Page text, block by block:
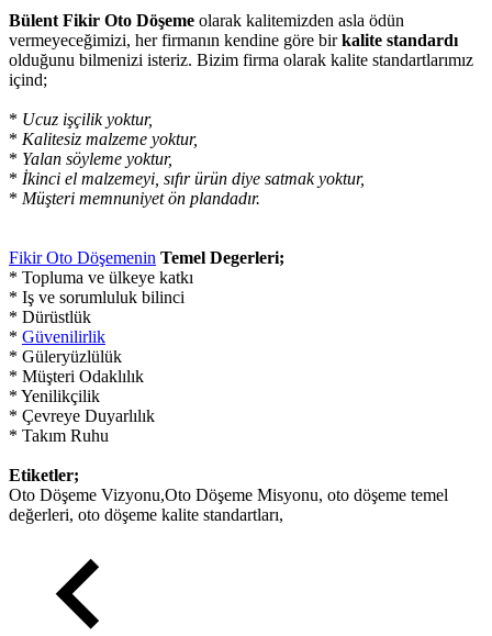
Bülent Fikir Oto Döşeme olarak kalitemizden asla ödün
vermeyeceğimizi, her firmanın kendine göre birkalite standardı
olduğunu bilmenizi isteriz. Bizim firma olarak kalite standartlarımız
içind;
* Ucuz işçilik yoktur,
* Kalitesiz malzeme yoktur,
* Yalan söyleme yoktur,
* İkinci el malzemeyi, sıfır ürün diye satmak yoktur,
* Müşteri memnuniyet ön plandadır.
Fikir Oto Döşemenin Temel Degerleri;
* Topluma ve ülkeye katkı
* Iş ve sorumluluk bilinci
* Dürüstlük
* Güvenilirlik
* Güleryüzlülük
* Müşteri Odaklılık
* Yenilikçilik
* Çevreye Duyarlılık
* Takım Ruhu
Etiketler;
Oto Döşeme Vizyonu,Oto Döşeme Misyonu, oto döşeme temel
değerleri, oto döşeme kalite standartları,